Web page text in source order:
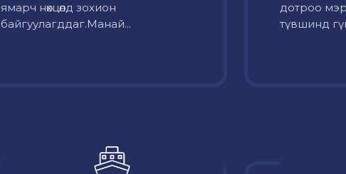
ямарч нөхцөлд зохион
байгуулагддаг.Манай...
дотроо
түвшинд